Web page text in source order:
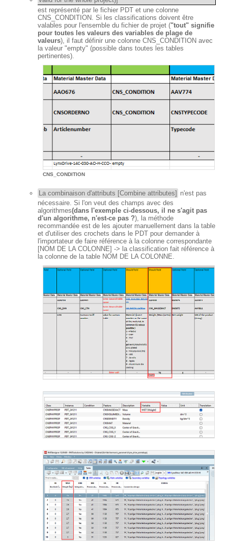
est représenté par le fichier PDT et une colonne
CNS_CONDITION. Si les classifications doivent être
valables pour l'ensemble du fichier de projet ("tout" signifie
pour toutes les valeurs des variables de plage de
valeurs), il faut définir une colonne CNS_CONDITION avec
la valeur "empty" (possible dans toutes les tables
pertinentes).
CNS_CONDITION
La combinaison d'attributs [Combine attributes] n'est pas
nécessaire. Si l'on veut des champs avec des
algorithmes(dans l'exemple ci-dessous, il ne s'agit pas
d'un algorithme, n'est-ce pas ?), la méthode
recommandée est de les ajouter manuellement dans la table
et d'utiliser des crochets dans le PDT pour demander à
l'importateur de faire référence à la colonne correspondante
[NOM DE LA COLONNE] -> la classification fait référence à
la colonne de la table NOM DE LA COLONNE.